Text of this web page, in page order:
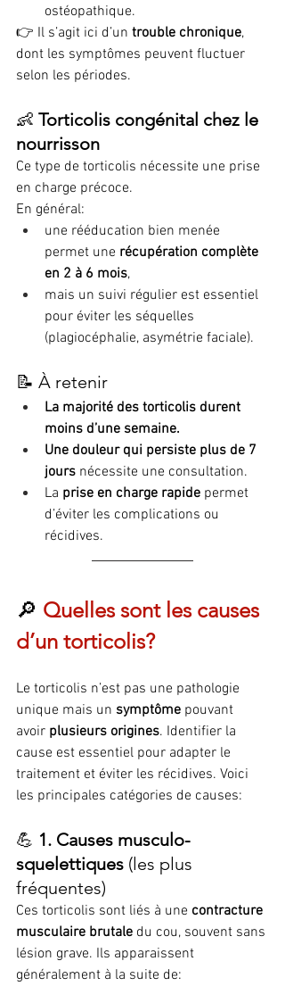
ostéopathique.
👉 Il s’agit ici d’un trouble chronique,
dont les symptômes peuvent fluctuer
selon les périodes.
👶 Torticolis congénital chez le
nourrisson
Ce type de torticolis nécessite une prise
en charge précoce.
En général:
une rééducation bien menée
permet une récupération complète
en 2 à 6 mois,
mais un suivi régulier est essentiel
pour éviter les séquelles
(plagiocéphalie, asymétrie faciale).
📝 À retenir
La majorité des torticolis durent
moins d’une semaine.
Une douleur qui persiste plus de 7
jours nécessite une consultation.
La prise en charge rapide permet
d’éviter les complications ou
récidives.
🔎 Quelles sont les causes
d’un torticolis?
Le torticolis n’est pas une pathologie
unique mais un symptôme pouvant
avoir plusieurs origines. Identifier la
cause est essentiel pour adapter le
traitement et éviter les récidives. Voici
les principales catégories de causes:
💪 1. Causes musculo-
squelettiques (les plus
fréquentes)
Ces torticolis sont liés à une contracture
musculaire brutale du cou, souvent sans
lésion grave. Ils apparaissent
généralement à la suite de: